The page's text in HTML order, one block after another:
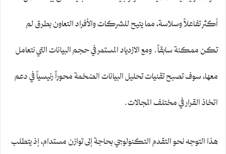
أكثر تفاعلاً وسلاسة، مما يتيح للشركات والأفراد التعاون بطرق لم
تكن ممكنة سابقاً. ومع الازدياد المستمر في حجم البيانات التي نتعامل
معها، سوف تصبح تقنيات تحليل البيانات الضخمة محوراً رئيسياً في دعم
اتخاذ القرار في مختلف المجالات.
هذا التوجه نحو التقدم التكنولوجي بحاجة إلى توازن مستدام، إذ يتطلب